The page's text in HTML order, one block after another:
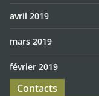
avril 2019
mars 2019
février 2019
Contacts